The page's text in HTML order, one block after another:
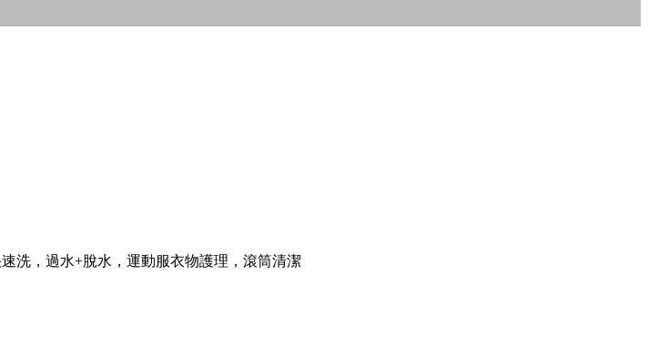
洗，過水+脫水，運動服衣物護理，滾筒清潔